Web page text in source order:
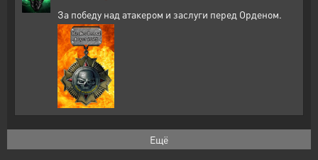
За победу над атакером и заслуги перед Орденом.
Ещё